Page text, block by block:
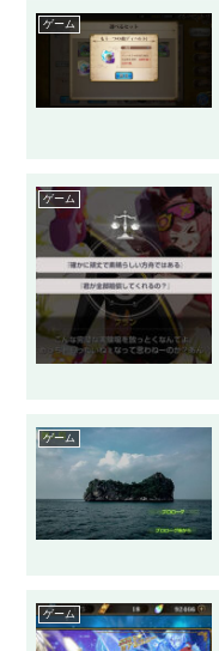
ゲーム
ゲーム
ゲーム
ゲーム